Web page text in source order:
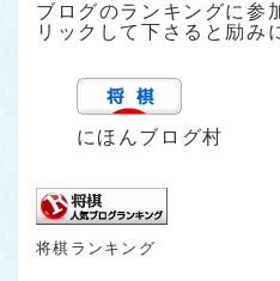
ブログのランキングに参
リックして下さると励み
にほんブログ村
将棋ランキング